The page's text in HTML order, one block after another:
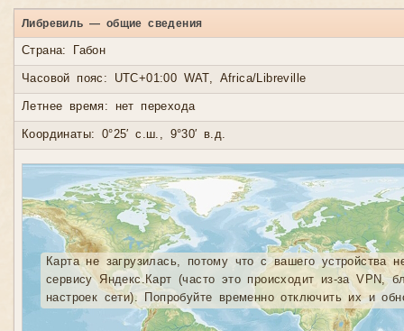
Либревиль — общие сведения
Страна: Габон
Часовой пояс: UTC+01:00 WAT, Africa/Libreville
Летнее время: нет перехода
Координаты: 0°25′ с.ш., 9°30′ в.д.
Карта не загрузилась, потому что с вашего устройства
сервису Яндекс.Карт (часто это происходит из-за VPN,
настроек сети). Попробуйте временно отключить их и